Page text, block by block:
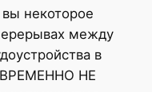
некоторое
между
в
НЕ